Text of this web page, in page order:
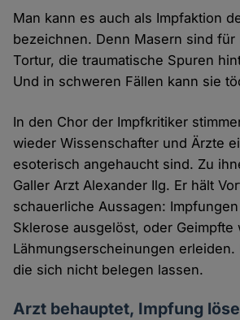
Man kann es auch als Impfaktion
bezeichnen. Denn Masern sind für
Tortur, die traumatische Spuren
Und in schweren Fällen kann sie
In den Chor der Impfkritiker
wieder Wissenschafter und Ärzte
esoterisch angehaucht sind. Zu
Galler Arzt Alexander Ilg. Er hält
schauerliche Aussagen:
Sklerose ausgelöst, oder Geimpfte
Lähmungserscheinungen erleiden.
die sich nicht belegen lassen.
Arzt behauptet, Impfung